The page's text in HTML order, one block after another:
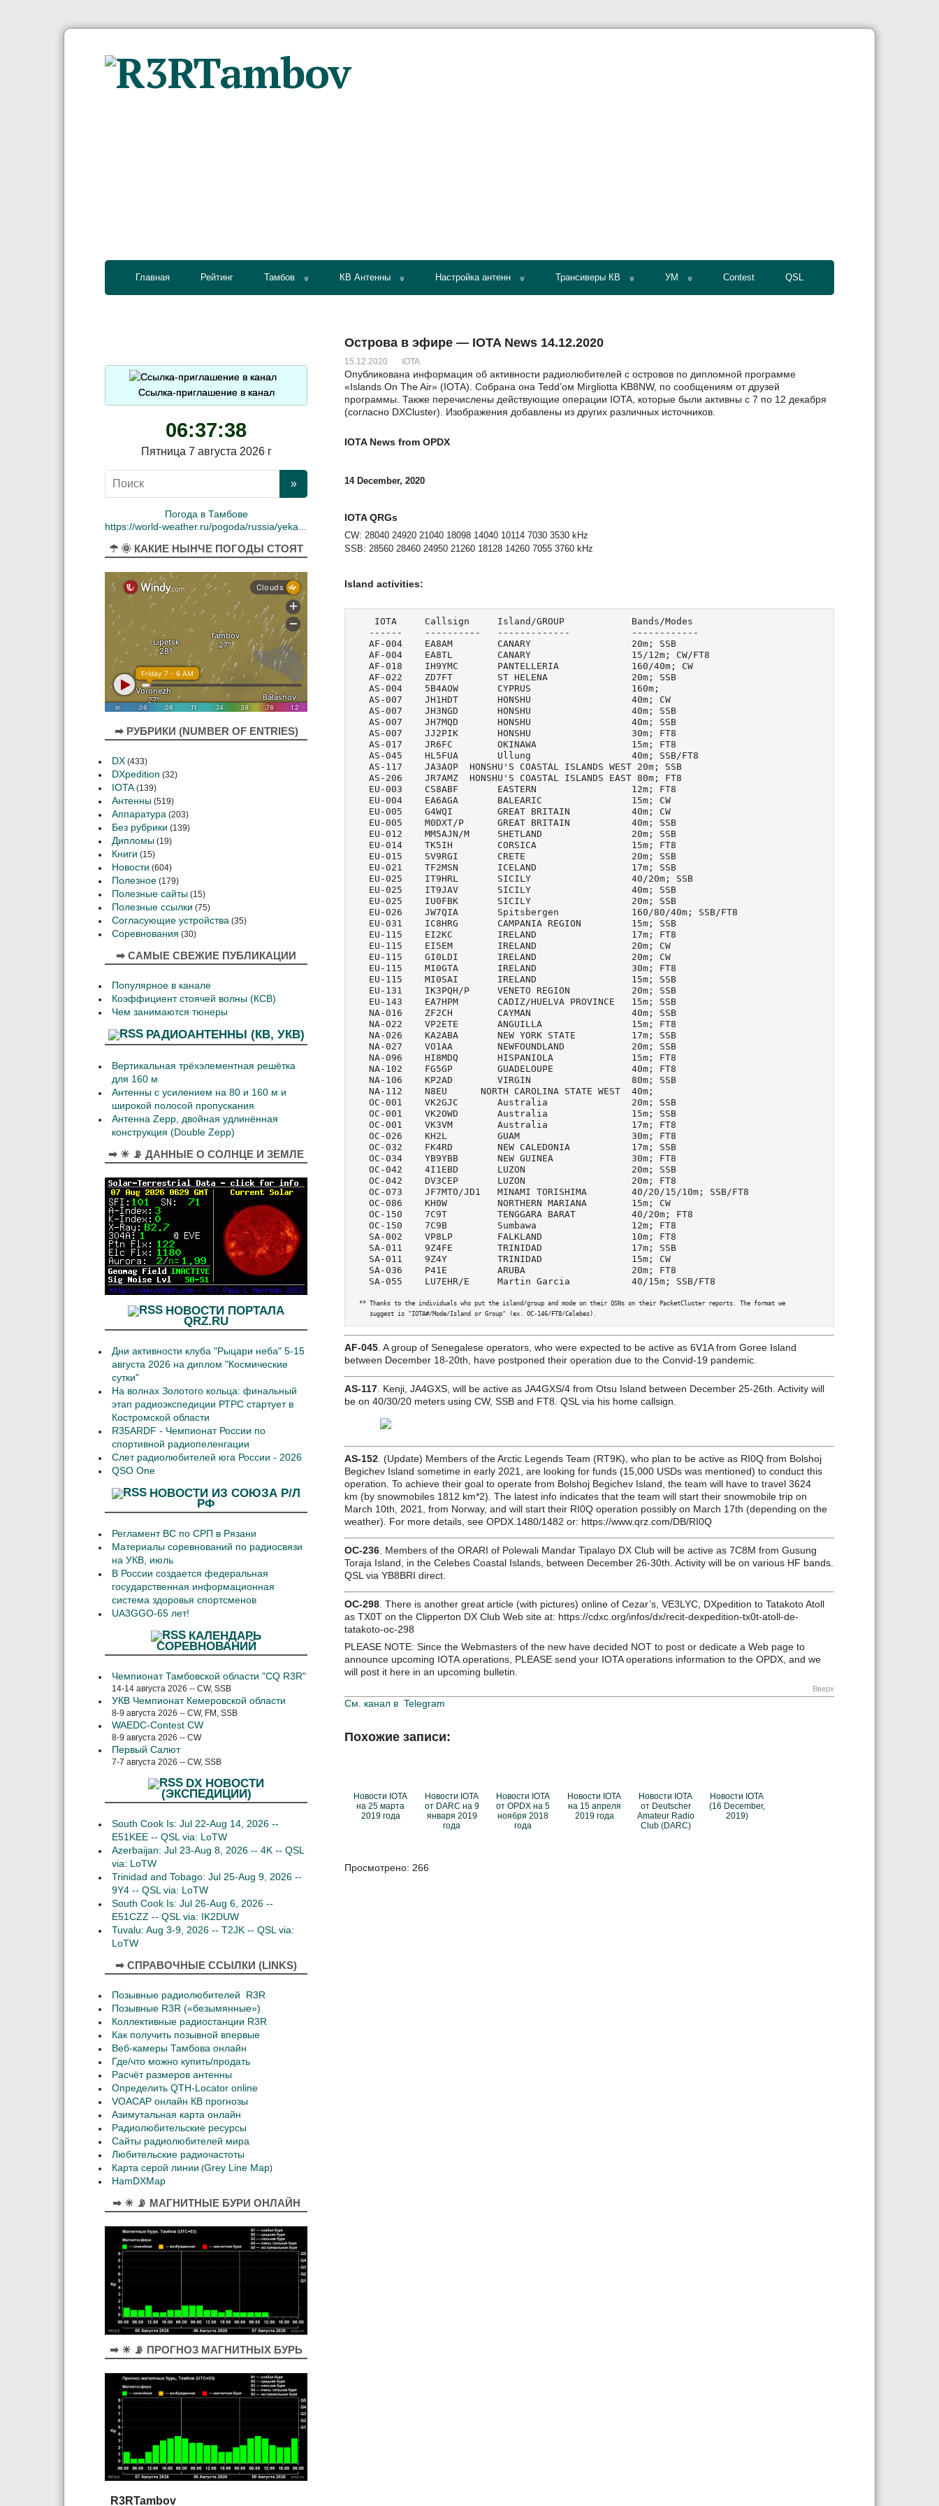
Главная Рейтинг Тамбов КВ Антенны Настройка антенн Трансиверы КВ УМ Contest QSL
Острова в эфире — IOTA News 14.12.2020
15.12.2020 IOTA
Опубликована информация об активности радиолюбителей с островов по дипломной программе
«Islands On The Air» (IOTA). Собрана она Tedd’ом Mirgliotta KB8NW, по сообщениям от друзей
программы. Также перечислены действующие операции IOTA, которые были активны с 7 по 12 декабря
(согласно DXCluster). Изображения добавлены из других различных источников.
IOTA News from OPDX
14 December, 2020
IOTA QRGs
CW: 28040 24920 21040 18098 14040 10114 7030 3530 kHz
SSB: 28560 28460 24950 21260 18128 14260 7055 3760 kHz
Island activities:
    IOTA     Callsign     Island/GROUP            Bands/Modes
   ------    ----------   -------------           ------------
   AF-004    EA8AM        CANARY                  20m; SSB
   AF-004    EA8TL        CANARY                  15/12m; CW/FT8
   AF-018    IH9YMC       PANTELLERIA             160/40m; CW
   AF-022    ZD7FT        ST HELENA               20m; SSB
   AS-004    5B4AOW       CYPRUS                  160m;
   AS-007    JH1HDT       HONSHU                  40m; CW
   AS-007    JH3NGD       HONSHU                  40m; SSB
   AS-007    JH7MQD       HONSHU                  40m; SSB
   AS-007    JJ2PIK       HONSHU                  30m; FT8
   AS-017    JR6FC        OKINAWA                 15m; FT8
   AS-045    HL5FUA       Ullung                  40m; SSB/FT8
   AS-117    JA3AOP  HONSHU'S COASTAL ISLANDS WEST 20m; SSB
   AS-206    JR7AMZ  HONSHU'S COASTAL ISLANDS EAST 80m; FT8
   EU-003    CS8ABF       EASTERN                 12m; FT8
   EU-004    EA6AGA       BALEARIC                15m; CW
   EU-005    G4WQI        GREAT BRITAIN           40m; CW
   EU-005    M0DXT/P      GREAT BRITAIN           40m; SSB
   EU-012    MM5AJN/M     SHETLAND                20m; SSB
   EU-014    TK5IH        CORSICA                 15m; FT8
   EU-015    SV9RGI       CRETE                   20m; SSB
   EU-021    TF2MSN       ICELAND                 17m; SSB
   EU-025    IT9HRL       SICILY                  40/20m; SSB
   EU-025    IT9JAV       SICILY                  40m; SSB
   EU-025    IU0FBK       SICILY                  20m; SSB
   EU-026    JW7QIA       Spitsbergen             160/80/40m; SSB/FT8
   EU-031    IC8HRG       CAMPANIA REGION         15m; SSB
   EU-115    EI2KC        IRELAND                 17m; FT8
   EU-115    EI5EM        IRELAND                 20m; CW
   EU-115    GI0LDI       IRELAND                 20m; CW
   EU-115    MI0GTA       IRELAND                 30m; FT8
   EU-115    MI0SAI       IRELAND                 15m; SSB
   EU-131    IK3PQH/P     VENETO REGION           20m; SSB
   EU-143    EA7HPM       CADIZ/HUELVA PROVINCE   15m; SSB
   NA-016    ZF2CH        CAYMAN                  40m; SSB
   NA-022    VP2ETE       ANGUILLA                15m; FT8
   NA-026    KA2ABA       NEW YORK STATE          17m; SSB
   NA-027    VO1AA        NEWFOUNDLAND            20m; SSB
   NA-096    HI8MDQ       HISPANIOLA              15m; FT8
   NA-102    FG5GP        GUADELOUPE              40m; FT8
   NA-106    KP2AD        VIRGIN                  80m; SSB
   NA-112    N8EU      NORTH CAROLINA STATE WEST  40m;
   OC-001    VK2GJC       Australia               20m; SSB
   OC-001    VK2OWD       Australia               15m; SSB
   OC-001    VK3VM        Australia               17m; FT8
   OC-026    KH2L         GUAM                    30m; FT8
   OC-032    FK4RD        NEW CALEDONIA           17m; SSB
   OC-034    YB9YBB       NEW GUINEA              30m; FT8
   OC-042    4I1EBD       LUZON                   20m; SSB
   OC-042    DV3CEP       LUZON                   20m; FT8
   OC-073    JF7MTO/JD1   MINAMI TORISHIMA        40/20/15/10m; SSB/FT8
   OC-086    KH0W         NORTHERN MARIANA        15m; CW
   OC-150    7C9T         TENGGARA BARAT          40/20m; FT8
   OC-150    7C9B         Sumbawa                 12m; FT8
   SA-002    VP8LP        FALKLAND                10m; FT8
   SA-011    9Z4FE        TRINIDAD                17m; SSB
   SA-011    9Z4Y         TRINIDAD                15m; CW
   SA-036    P41E         ARUBA                   20m; FT8
   SA-055    LU7EHR/E     Martin Garcia           40/15m; SSB/FT8
  ** Thanks to the individuals who put the island/group and mode on their QSNs on their PacketCluster reports. The format we
     suggest is "IOTA#/Mode/Island or Group" (ex. OC-146/FT8/Celebes).
AF-045 . A group of Senegalese operators, who were expected to be active as 6V1A from Goree Island
between December 18-20th, have postponed their operation due to the Convid-19 pandemic.
AS-117 . Kenji, JA4GXS, will be active as JA4GXS/4 from Otsu Island between December 25-26th. Activity will
be on 40/30/20 meters using CW, SSB and FT8. QSL via his home callsign.
AS-152 . (Update) Members of the Arctic Legends Team (RT9K), who plan to be active as RI0Q from Bolshoj
Begichev Island sometime in early 2021, are looking for funds (15,000 USDs was mentioned) to conduct this
operation. To achieve their goal to operate from Bolshoj Begichev Island, the team will have to travel 3624
km (by snowmobiles 1812 km*2). The latest info indicates that the team will start their snowmobile trip on
March 10th, 2021, from Norway, and will start their RI0Q operation possibly on March 17th (depending on the
weather). For more details, see OPDX.1480/1482 or: https://www.qrz.com/DB/RI0Q
OC-236 . Members of the ORARI of Polewali Mandar Tipalayo DX Club will be active as 7C8M from Gusung
Toraja Island, in the Celebes Coastal Islands, between December 26-30th. Activity will be on various HF bands.
QSL via YB8BRI direct.
OC-298 . There is another great article (with pictures) online of Cezar’s, VE3LYC, DXpedition to Tatakoto Atoll
as TX0T on the Clipperton DX Club Web site at: https://cdxc.org/infos/dx/recit-dexpedition-tx0t-atoll-de-
tatakoto-oc-298
PLEASE NOTE: Since the Webmasters of the new have decided NOT to post or dedicate a Web page to
announce upcoming IOTA operations, PLEASE send your IOTA operations information to the OPDX, and we
will post it here in an upcoming bulletin.
Вверх
См. канал в Telegram
Похожие записи:
Новости IOTA
на 25 марта
2019 года
Новости IOTA
от DARC на 9
января 2019
года
Новости IOTA
от OPDX на 5
ноября 2018
года
Новости IOTA
на 15 апреля
2019 года
Новости IOTA
от Deutscher
Amateur Radio
Club (DARC)
Новости IOTA
(16 December,
2019)
Просмотрено:266
Ссылка-приглашение в канал
06:37:39
Пятница 7 августа 2026 г
Погода в Тамбове
https://world-weather.ru/pogoda/russia/yekaterinburg/
☂ 🌞 КАКИЕ НЫНЧЕ ПОГОДЫ СТОЯТ
➡ РУБРИКИ (NUMBER OF ENTRIES)
DX (433)
DXpedition (32)
IOTA(139)
Антенны (519)
Аппаратура (203)
Без рубрики (139)
Дипломы (19)
Книги (15)
Новости (604)
Полезное (179)
Полезные сайты (15)
Полезные ссылки (75)
Согласующие устройства (35)
Соревнования (30)
➡ САМЫЕ СВЕЖИЕ ПУБЛИКАЦИИ
Популярное в канале
Коэффициент стоячей волны (КСВ)
Чем занимаются тюнеры
РАДИОАНТЕННЫ (КВ, УКВ)
Вертикальная трёхэлементная решётка
для 160 м
Антенны с усилением на 80 и 160 м и
широкой полосой пропускания
Антенна Zepp, двойная удлинённая
конструкция (Double Zepp)
➡ ☀ 📡 ДАННЫЕ О СОЛНЦЕ И ЗЕМЛЕ
НОВОСТИ ПОРТАЛА
QRZ.RU
Дни активности клуба "Рыцари неба" 5-15
августа 2026 на диплом "Космические
сутки"
На волнах Золотого кольца: финальный
этап радиоэкспедиции РТРС стартует в
Костромской области
R35ARDF - Чемпионат России по
спортивной радиопеленгации
Слет радиолюбителей юга России - 2026
QSO One
НОВОСТИ ИЗ СОЮЗА Р/Л
РФ
Регламент ВС по СРП в Рязани
Материалы соревнований по радиосвязи
на УКВ, июль
В России создается федеральная
государственная информационная
система здоровья спортсменов
UA3GGO-65 лет!
КАЛЕНДАРЬ
СОРЕВНОВАНИЙ
Чемпионат Тамбовской области "CQ R3R"
14-14 августа 2026 -- CW, SSB
УКВ Чемпионат Кемеровской области
8-9 августа 2026 -- CW, FM, SSB
WAEDC-Contest CW
8-9 августа 2026 -- CW
Первый Салют
7-7 августа 2026 -- CW, SSB
DX НОВОСТИ
(ЭКСПЕДИЦИИ)
South Cook Is: Jul 22-Aug 14, 2026 --
E51KEE -- QSL via: LoTW
Azerbaijan: Jul 23-Aug 8, 2026 -- 4K -- QSL
via: LoTW
Trinidad and Tobago: Jul 25-Aug 9, 2026 --
9Y4 -- QSL via: LoTW
South Cook Is: Jul 26-Aug 6, 2026 --
E51CZZ -- QSL via: IK2DUW
Tuvalu: Aug 3-9, 2026 -- T2JK -- QSL via:
LoTW
➡ СПРАВОЧНЫЕ ССЫЛКИ (LINKS)
Позывные радиолюбителей R3R
Позывные R3R («безымянные»)
Коллективные радиостанции R3R
Как получить позывной впервые
Веб-камеры Тамбова онлайн
Где/что можно купить/продать
Расчёт размеров антенны
Определить QTH-Locator online
VOACAP онлайн КВ прогнозы
Азимутальная карта онлайн
Радиолюбительские ресурсы
Сайты радиолюбителей мира
Любительские радиочастоты
Карта серой линии (Grey Line Map)
HamDXMap
➡ ☀ 📡 МАГНИТНЫЕ БУРИ ОНЛАЙН
➡ ☀ 📡 ПРОГНОЗ МАГНИТНЫХ БУРЬ
R3RTambov